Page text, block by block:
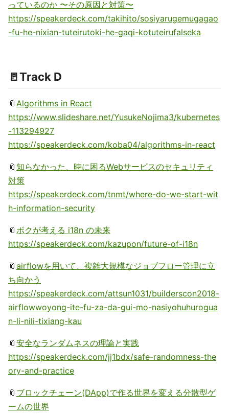
っているのか 〜その原因と対策〜
https://speakerdeck.com/takihito/sosiyarugemugagao
-fu-he-nixian-tuteirutoki-he-gaqi-kotuteirufalseka
🚪Track D
📎 Algorithms in React
https://www.slideshare.net/YusukeNojima3/kubernetes
-113294927
https://speakerdeck.com/koba04/algorithms-in-react
📎 知らなかった、時に困るWebサービスのセキュリティ
対策
https://speakerdeck.com/tnmt/where-do-we-start-wit
h-information-security
📎 ボクが考える i18n の未来
https://speakerdeck.com/kazupon/future-of-i18n
📎 airflowを用いて、複雑大規模なジョブフロー管理に立
ち向かう
https://speakerdeck.com/attsun1031/builderscon2018-
airflowwoyong-ite-fu-za-da-gui-mo-nasiyohuhurogua
n-li-nili-tixiang-kau
📎 安全なランダムネスの理論と実践
https://speakerdeck.com/jj1bdx/safe-randomness-the
ory-and-practice
📎 ブロックチェーン(DApp)で作る世界を変える分散型ゲ
ームの世界